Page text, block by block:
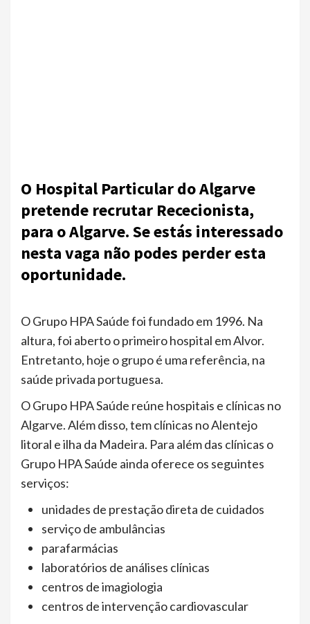
O Hospital Particular do Algarve
pretende recrutar Rececionista,
para o Algarve. Se estás interessado
nesta vaga não podes perder esta
oportunidade.
O Grupo HPA Saúde foi fundado em 1996. Na
altura, foi aberto o primeiro hospital em Alvor.
Entretanto, hoje o grupo é uma referência, na
saúde privada portuguesa.
O Grupo HPA Saúde reúne hospitais e clínicas no
Algarve. Além disso, tem clínicas no Alentejo
litoral e ilha da Madeira. Para além das clínicas o
Grupo HPA Saúde ainda oferece os seguintes
serviços:
unidades de prestação direta de cuidados
serviço de ambulâncias
parafarmácias
laboratórios de análises clínicas
centros de imagiologia
centros de intervenção cardiovascular